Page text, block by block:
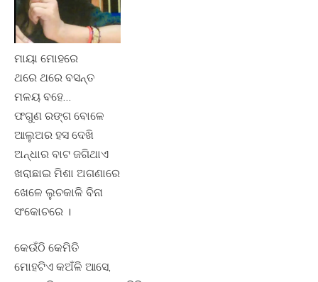
ମାୟା ମୋହରେ
ଥରେ ଥରେ ବସନ୍ତ
ମଳୟ ବହେ…
ଫଗୁଣ ରଙ୍ଗ ବୋଳେ
ଆଲୁଅର ହସ ଦେଖି
ଅନ୍ଧାର ବାଟ ଜଗିଥାଏ
ଖରାଛାଇ ମିଶା ଅଗଣାରେ
ଖେଳେ ଲୁଚକାଳି ବିନା
ସଂକୋଚରେ ।
କେଉଁଠି କେମିତି
ମୋହଟିଏ କଅଁଳି ଆସେ,